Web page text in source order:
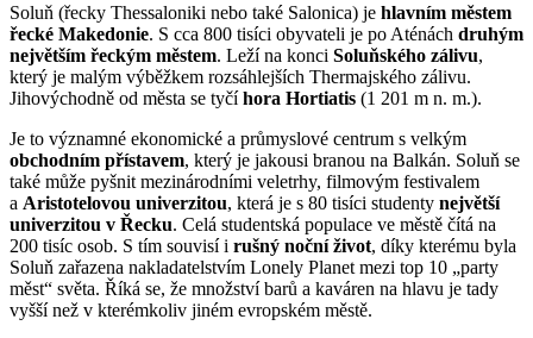
Soluň (řecky Thessaloniki nebo také Salonica) je hlavním městem
řecké Makedonie. S cca 800 tisíci obyvateli je po Aténách druhým
největším řeckým městem. Leží na konci Soluňského zálivu,
který je malým výběžkem rozsáhlejších Thermajského zálivu.
Jihovýchodně od města se tyčíhora Hortiatis (1 201 m n. m.).
Je to významné ekonomické a průmyslové centrum s velkým
obchodním přístavem, který je jakousi branou na Balkán. Soluň se
také může pyšnit mezinárodními veletrhy, filmovým festivalem
a Aristotelovou univerzitou, která je s 80 tisíci studenty největší
univerzitou v Řecku. Celá studentská populace ve městě čítá na
200 tisíc osob. S tím souvisí i rušný noční život, díky kterému byla
Soluň zařazena nakladatelstvím Lonely Planet mezi top 10 „party
měst“ světa. Říká se, že množství barů a kaváren na hlavu je tady
vyšší než v kterémkoliv jiném evropském městě.